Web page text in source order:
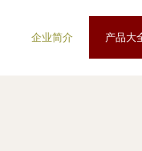
企业简介 产品大